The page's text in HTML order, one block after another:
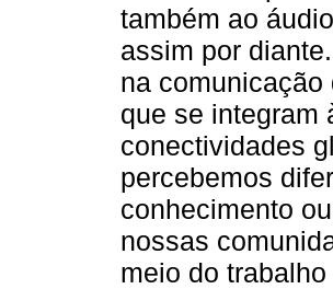
também ao
assim por
na
que se integram
conectividades
percebemos
conhecimento
nossas
meio do